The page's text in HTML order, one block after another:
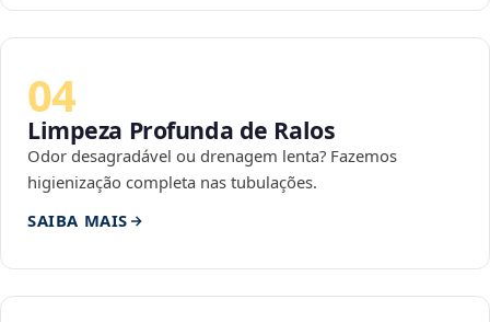
04
Limpeza Profunda de Ralos
Odor desagradável ou drenagem lenta? Fazemos
higienização completa nas tubulações.
SAIBA MAIS